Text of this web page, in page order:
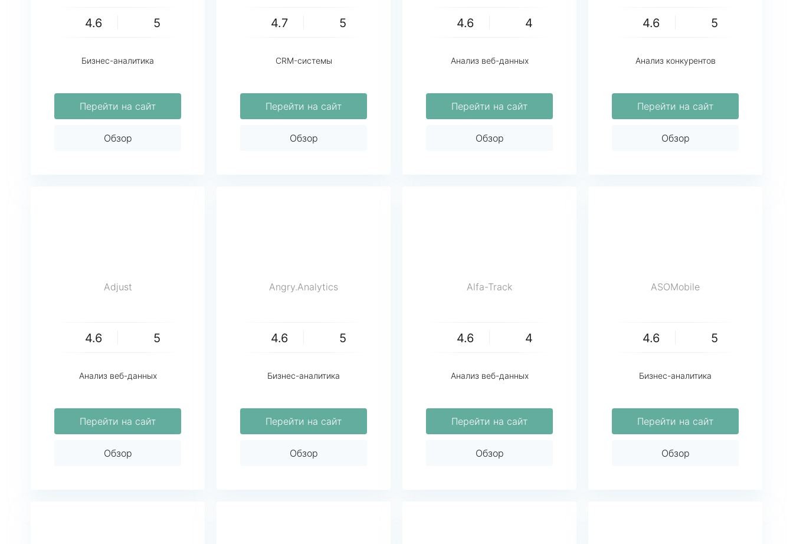
4.6 5
Бизнес-аналитика
Перейти на сайт
Обзор
4.7 5
CRM-системы
Перейти на сайт
Обзор
4.6 4
Анализ веб-данных
Перейти на сайт
Обзор
4.6 5
Анализ конкурентов
Перейти на сайт
Обзор
Adjust
4.6 5
Анализ веб-данных
Перейти на сайт
Обзор
Angry.Analytics
4.6 5
Бизнес-аналитика
Перейти на сайт
Обзор
Alfa-Track
4.6 4
Анализ веб-данных
Перейти на сайт
Обзор
ASOMobile
4.6 5
Бизнес-аналитика
Перейти на сайт
Обзор